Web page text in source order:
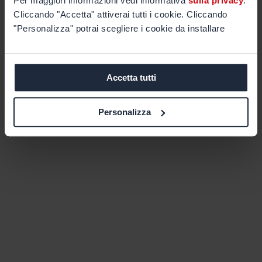
Cliccando "Accetta" attiverai tutti i cookie. Cliccando
"Personalizza" potrai scegliere i cookie da installare
Accetta tutti
Personalizza